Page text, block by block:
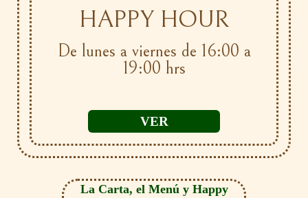
HAPPY HOUR
De lunes a viernes de 16:00 a
19:00 hrs
VER
La Carta, el Menú y Happy